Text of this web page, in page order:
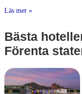
Läs mer »
Bästa
Förenta